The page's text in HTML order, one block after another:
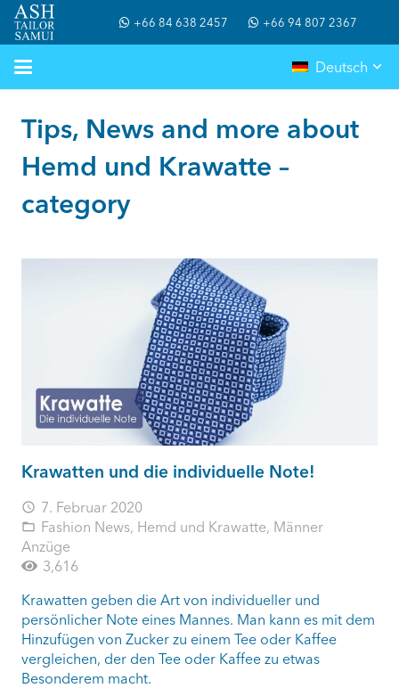
+66 84 638 2457 +66 94 807 2367
Deutsch
Tips, News and more about
Hemd und Krawatte –
category
Krawatten und die individuelle Note!
access_time 7. Februar 2020
folder_open Fashion News, Hemd und Krawatte, Männer
Anzüge
3,616
Krawatten geben die Art von individueller und
persönlicher Note eines Mannes. Man kann es mit dem
Hinzufügen von Zucker zu einem Tee oder Kaffee
vergleichen, der den Tee oder Kaffee zu etwas
Besonderem macht.